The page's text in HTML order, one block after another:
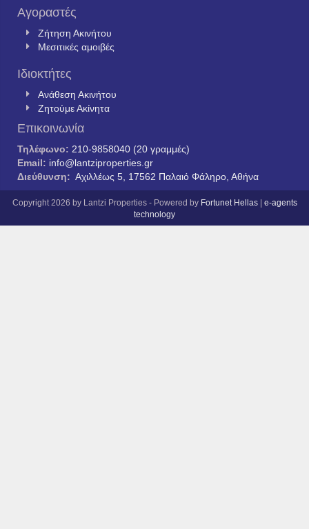
Αγοραστές
Ζήτηση Ακινήτου
Μεσιτικές αμοιβές
Ιδιοκτήτες
Ανάθεση Ακινήτου
Ζητούμε Ακίνητα
Επικοινωνία
Τηλέφωνο: 210-9858040 (20 γραμμές)
Email: info@lantziproperties.gr
Διεύθυνση: Αχιλλέως 5, 17562 Παλαιό Φάληρο, Αθήνα
Copyright 2026 by Lantzi Properties - Powered by Fortunet Hellas| e-agents
technology